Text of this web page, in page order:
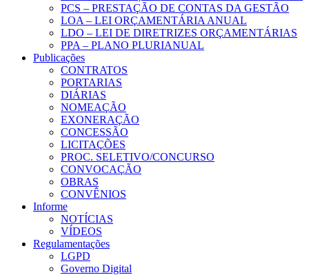
PCS – PRESTAÇÃO DE CONTAS DA GESTÃO
LOA – LEI ORÇAMENTÁRIA ANUAL
LDO – LEI DE DIRETRIZES ORÇAMENTÁRIAS
PPA – PLANO PLURIANUAL
Publicações
CONTRATOS
PORTARIAS
DIÁRIAS
NOMEAÇÃO
EXONERAÇÃO
CONCESSÃO
LICITAÇÕES
PROC. SELETIVO/CONCURSO
CONVOCAÇÃO
OBRAS
CONVÊNIOS
Informe
NOTÍCIAS
VÍDEOS
Regulamentações
LGPD
Governo Digital